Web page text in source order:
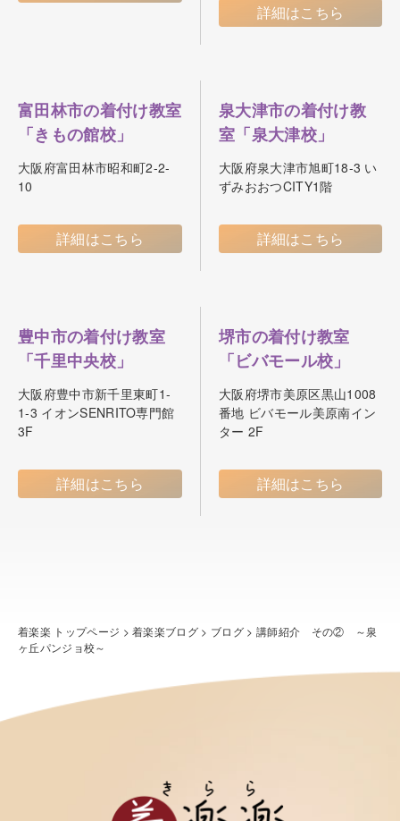
詳細はこちら
富田林市の着付け教室
「きもの館校」
大阪府富田林市昭和町2-2-
10
詳細はこちら
泉大津市の着付け教
室「泉大津校」
大阪府泉大津市旭町18-3 い
ずみおおつCITY1階
詳細はこちら
豊中市の着付け教室
「千里中央校」
大阪府豊中市新千里東町1-
1-3 イオンSENRITO専門館
3F
詳細はこちら
堺市の着付け教室
「ビバモール校」
大阪府堺市美原区黒山1008
番地 ビバモール美原南イン
ター 2F
詳細はこちら
着楽楽 トップページ >着楽楽ブログ > ブログ > 講師紹介 その② ～泉
ヶ丘パンジョ校～